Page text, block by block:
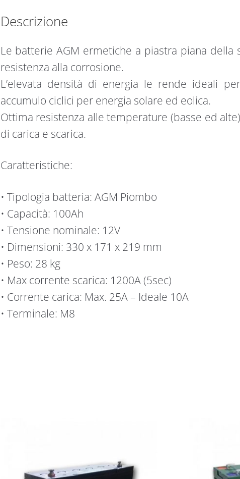
Descrizione
Le batterie AGM ermetiche a piastra piana della
resistenza alla corrosione.
L’elevata densità di energia le rende ideali
accumulo ciclici per energia solare ed eolica.
Ottima resistenza alle temperature (basse ed
di carica e scarica.
Caratteristiche:
• Tipologia batteria: AGM Piombo
• Capacità: 100Ah
• Tensione nominale: 12V
• Dimensioni: 330 x 171 x 219 mm
• Peso: 28 kg
• Max corrente scarica: 1200A (5sec)
• Corrente carica: Max. 25A – Ideale 10A
• Terminale: M8